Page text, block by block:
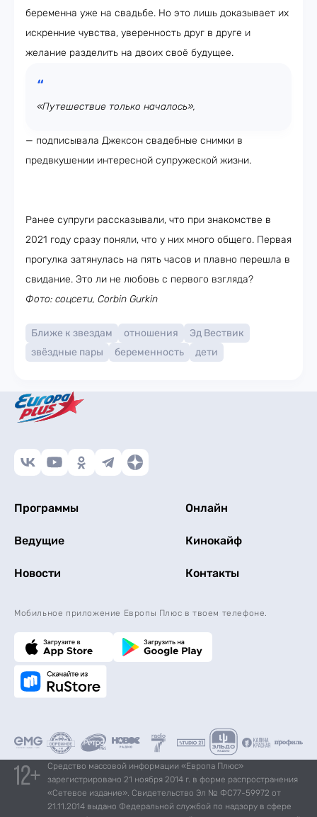
беременна уже на свадьбе. Но это лишь доказывает их
искренние чувства, уверенность друг в друге и
желание разделить на двоих своё будущее.
«Путешествие только началось»,
— подписывала Джексон свадебные снимки в
предвкушении интересной супружеской жизни.
Ранее супруги рассказывали, что при знакомстве в
2021 году сразу поняли, что у них много общего. Первая
прогулка затянулась на пять часов и плавно перешла в
свидание. Это ли не любовь с первого взгляда?
Фото: соцсети, Corbin Gurkin
Ближе к звездам отношения
Эд Вествик
звёздные пары
беременность дети
Программы Онлайн
Ведущие Кинокайф
Новости Контакты
Мобильное приложение Европы Плюс в твоем телефоне.
Средство массовой информации «Европа Плюс»
зарегистрировано 21 ноября 2014 г. в форме распространения
«Сетевое издание». Свидетельство Эл № ФС77-59972 от
21.11.2014 выдано Федеральной службой по надзору в сфере